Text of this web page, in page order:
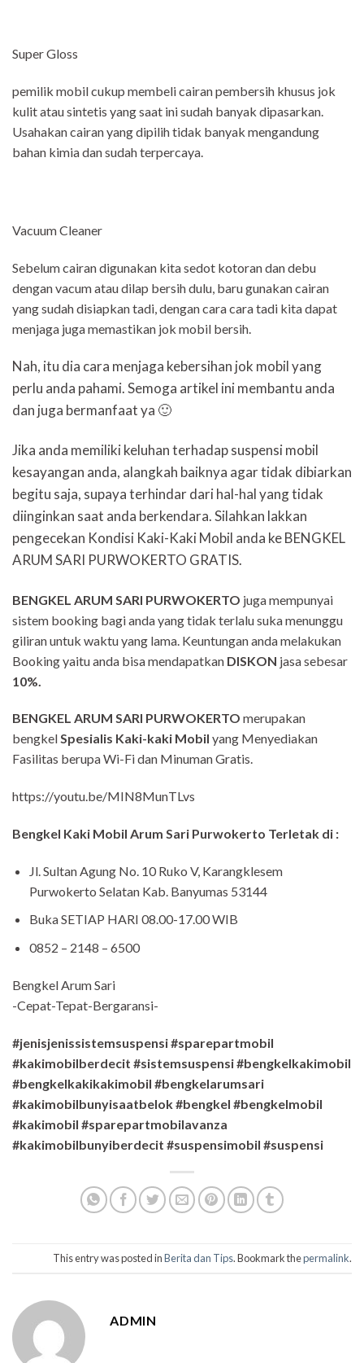
Super Gloss
pemilik mobil cukup membeli cairan pembersih khusus jok
kulit atau sintetis yang saat ini sudah banyak dipasarkan.
Usahakan cairan yang dipilih tidak banyak mengandung
bahan kimia dan sudah terpercaya.
Vacuum Cleaner
Sebelum cairan digunakan kita sedot kotoran dan debu
dengan vacum atau dilap bersih dulu, baru gunakan cairan
yang sudah disiapkan tadi, dengan cara cara tadi kita dapat
menjaga juga memastikan jok mobil bersih.
Nah, itu dia cara menjaga kebersihan jok mobil yang
perlu anda pahami. Semoga artikel ini membantu anda
dan juga bermanfaat ya 🙂
Jika anda memiliki keluhan terhadap suspensi mobil
kesayangan anda, alangkah baiknya agar tidak dibiarkan
begitu saja, supaya terhindar dari hal-hal yang tidak
diinginkan saat anda berkendara. Silahkan lakkan
pengecekan Kondisi Kaki-Kaki Mobil anda ke BENGKEL
ARUM SARI PURWOKERTO GRATIS.
BENGKEL ARUM SARI PURWOKERTO juga mempunyai
sistem booking bagi anda yang tidak terlalu suka menunggu
giliran untuk waktu yang lama. Keuntungan anda melakukan
Booking yaitu anda bisa mendapatkan DISKON jasa sebesar
10%.
BENGKEL ARUM SARI PURWOKERTO merupakan
bengkelSpesialis Kaki-kaki Mobil yang Menyediakan
Fasilitas berupa Wi-Fi dan Minuman Gratis.
https://youtu.be/MIN8MunTLvs
Bengkel Kaki Mobil Arum Sari Purwokerto Terletak di :
Jl. Sultan Agung No. 10 Ruko V, Karangklesem
Purwokerto Selatan Kab. Banyumas 53144
Buka SETIAP HARI 08.00-17.00 WIB
0852 – 2148 – 6500
Bengkel Arum Sari
-Cepat-Tepat-Bergaransi-
#jenisjenissistemsuspensi #sparepartmobil
#kakimobilberdecit #sistemsuspensi #bengkelkakimobil
#bengkelkakikakimobil #bengkelarumsari
#kakimobilbunyisaatbelok #bengkel #bengkelmobil
#kakimobil #sparepartmobilavanza
#kakimobilbunyiberdecit #suspensimobil #suspensi
This entry was posted inBerita dan Tips. Bookmark thepermalink.
ADMIN